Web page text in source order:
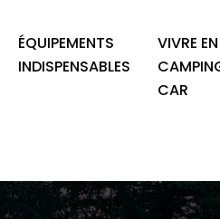
ÉQUIPEMENTS
INDISPENSABLES
VIVRE EN
CAR